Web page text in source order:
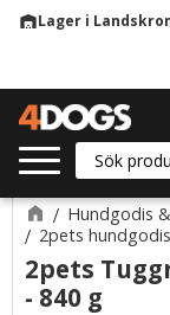
warehouseLager i
Hundgodis
2pets
2pets
- 840 g